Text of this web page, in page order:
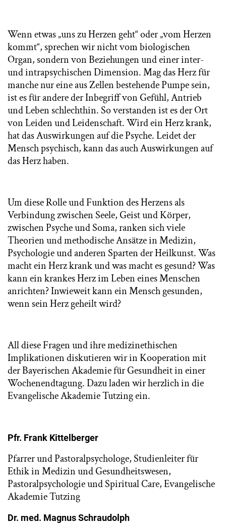
Wenn etwas „uns zu Herzen geht“ oder „vom Herzen
kommt“, sprechen wir nicht vom biologischen
Organ, sondern von Beziehungen und einer inter-
und intrapsychischen Dimension. Mag das Herz für
manche nur eine aus Zellen bestehende Pumpe sein,
ist es für andere der Inbegriff von Gefühl, Antrieb
und Leben schlechthin. So verstanden ist es der Ort
von Leiden und Leidenschaft. Wird ein Herz krank,
hat das Auswirkungen auf die Psyche. Leidet der
Mensch psychisch, kann das auch Auswirkungen auf
das Herz haben.
Um diese Rolle und Funktion des Herzens als
Verbindung zwischen Seele, Geist und Körper,
zwischen Psyche und Soma, ranken sich viele
Theorien und methodische Ansätze in Medizin,
Psychologie und anderen Sparten der Heilkunst. Was
macht ein Herz krank und was macht es gesund? Was
kann ein krankes Herz im Leben eines Menschen
anrichten? Inwieweit kann ein Mensch gesunden,
wenn sein Herz geheilt wird?
All diese Fragen und ihre medizinethischen
Implikationen diskutieren wir in Kooperation mit
der Bayerischen Akademie für Gesundheit in einer
Wochenendtagung. Dazu laden wir herzlich in die
Evangelische Akademie Tutzing ein.
Pfr. Frank Kittelberger
Pfarrer und Pastoralpsychologe, Studienleiter für
Ethik in Medizin und Gesundheitswesen,
Pastoralpsychologie und Spiritual Care, Evangelische
Akademie Tutzing
Dr. med. Magnus Schraudolph